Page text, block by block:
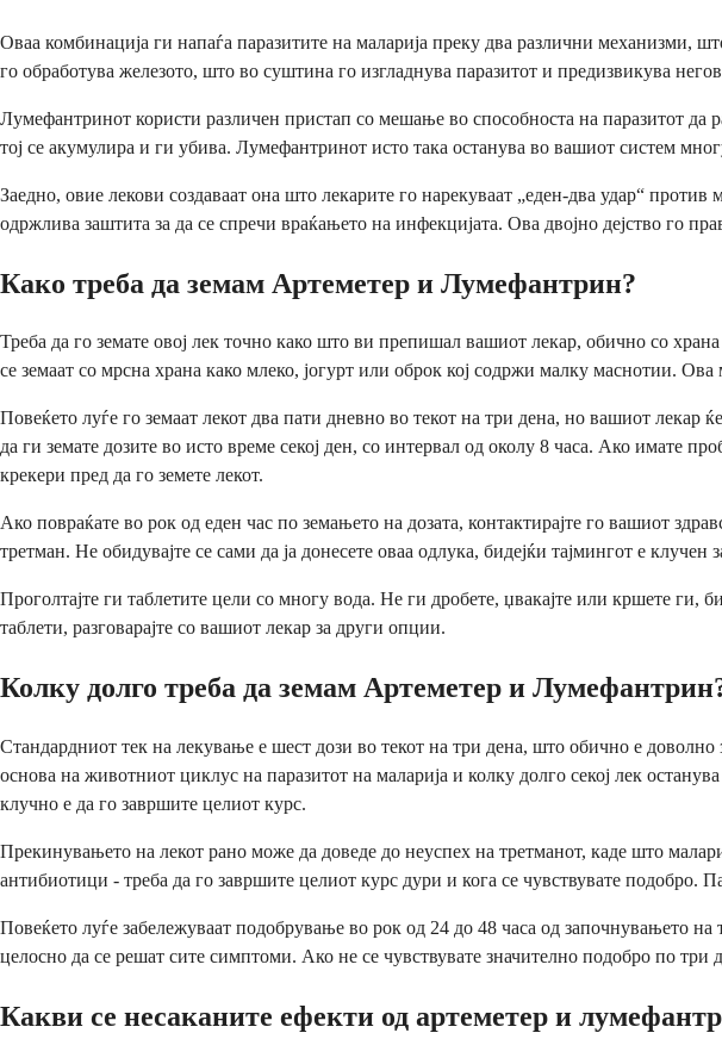
Оваа комбинација ги напаѓа паразитите на маларија преку два различни механизми,
го обработува железото, што во суштина го изгладнува паразитот и предизвикува
Лумефантринот користи различен пристап со мешање во способноста на паразитот да
тој се акумулира и ги убива. Лумефантринот исто така останува во вашиот систем
Заедно, овие лекови создаваат она што лекарите го нарекуваат „еден-два удар“
одржлива заштита за да се спречи враќањето на инфекцијата. Ова двојно дејство го
Како треба да земам Артеметер и Лумефантрин?
Треба да го земате овој лек точно како што ви препишал вашиот лекар, обично со
се земаат со мрсна храна како млеко, јогурт или оброк кој содржи малку маснотии.
Повеќето луѓе го земаат лекот два пати дневно во текот на три дена, но вашиот
да ги земате дозите во исто време секој ден, со интервал од околу 8 часа. Ако имате
крекери пред да го земете лекот.
Ако повраќате во рок од еден час по земањето на дозата, контактирајте го вашиот
третман. Не обидувајте се сами да ја донесете оваа одлука, бидејќи тајмингот е клучен
Проголтајте ги таблетите цели со многу вода. Не ги дробете, џвакајте или кршете ги,
таблети, разговарајте со вашиот лекар за други опции.
Колку долго треба да земам Артеметер и
Стандардниот тек на лекување е шест дози во текот на три дена, што обично е
основа на животниот циклус на паразитот на маларија и колку долго секој лек
клучно е да го завршите целиот курс.
Прекинувањето на лекот рано може да доведе до неуспех на третманот, каде што
антибиотици - треба да го завршите целиот курс дури и кога се чувствувате подобро.
Повеќето луѓе забележуваат подобрување во рок од 24 до 48 часа од започнувањето
целосно да се решат сите симптоми. Ако не се чувствувате значително подобро по три
Какви се несаканите ефекти од артеметер и